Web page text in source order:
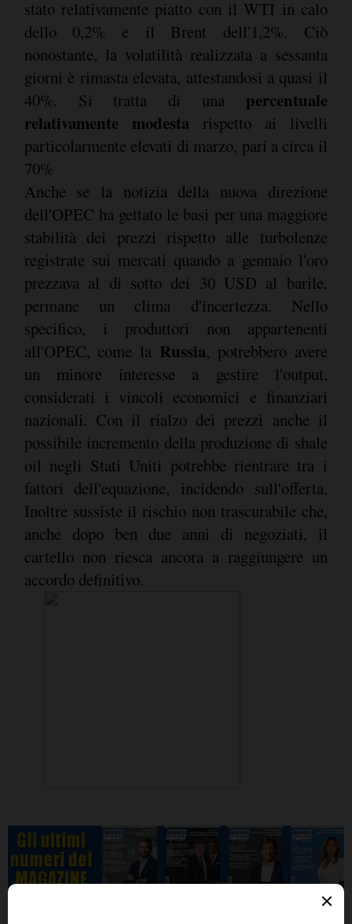
stato relativamente piatto con il WTI in calo
dello 0,2% e il Brent dell'1,2%. Ciò
nonostante, la volatilità realizzata a sessanta
giorni è rimasta elevata, attestandosi a quasi il
40%. Si tratta di una percentuale
relativamente modesta rispetto ai livelli
particolarmente elevati di marzo, pari a circa il
70%
Anche se la notizia della nuova direzione
dell'OPEC ha gettato le basi per una maggiore
stabilità dei prezzi rispetto alle turbolenze
registrate sui mercati quando a gennaio l'oro
prezzava al di sotto dei 30 USD al barile,
permane un clima d'incertezza. Nello
specifico, i produttori non appartenenti
all'OPEC, come la Russia, potrebbero avere
un minore interesse a gestire l'output,
considerati i vincoli economici e finanziari
nazionali. Con il rialzo dei prezzi anche il
possibile incremento della produzione di shale
oil negli Stati Uniti potrebbe rientrare tra i
fattori dell'equazione, incidendo sull'offerta.
Inoltre sussiste il rischio non trascurabile che,
anche dopo ben due anni di negoziati, il
cartello non riesca ancora a raggiungere un
accordo definitivo.